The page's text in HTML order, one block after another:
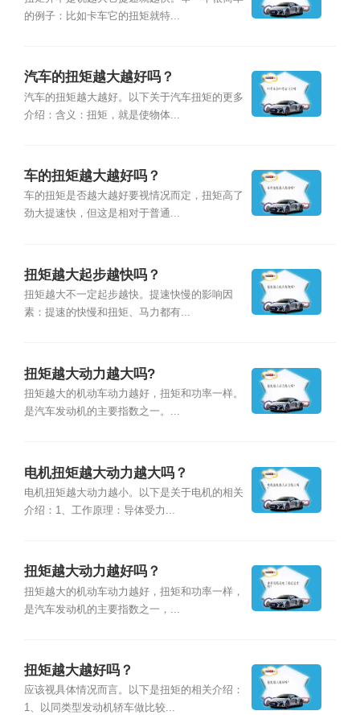
的例子：比如卡车它的扭矩就特...
汽车的扭矩越大越好吗？
汽车的扭矩越大越好。以下关于汽车扭矩的更多
介绍：含义：扭矩，就是使物体...
车的扭矩越大越好吗？
车的扭矩是否越大越好要视情况而定，扭矩高了
劲大提速快，但这是相对于普通...
扭矩越大起步越快吗？
扭矩越大不一定起步越快。提速快慢的影响因
素：提速的快慢和扭矩、马力都有...
扭矩越大动力越大吗?
扭矩越大的机动车动力越好，扭矩和功率一样。
是汽车发动机的主要指数之一。...
电机扭矩越大动力越大吗？
电机扭矩越大动力越小。以下是关于电机的相关
介绍：1、工作原理：导体受力...
扭矩越大动力越好吗？
扭矩越大的机动车动力越好，扭矩和功率一样，
是汽车发动机的主要指数之一，...
扭矩越大越好吗？
应该视具体情况而言。以下是扭矩的相关介绍：
1、以同类型发动机轿车做比较...